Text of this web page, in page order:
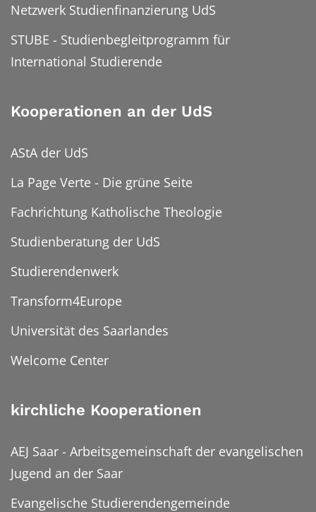
Netzwerk Studienfinanzierung UdS
STUBE - Studienbegleitprogramm für
International Studierende
Kooperationen an der UdS
AStA der UdS
La Page Verte - Die grüne Seite
Fachrichtung Katholische Theologie
Studienberatung der UdS
Studierendenwerk
Transform4Europe
Universität des Saarlandes
Welcome Center
kirchliche Kooperationen
AEJ Saar - Arbeitsgemeinschaft der evangelischen
Jugend an der Saar
Evangelische Studierendengemeinde